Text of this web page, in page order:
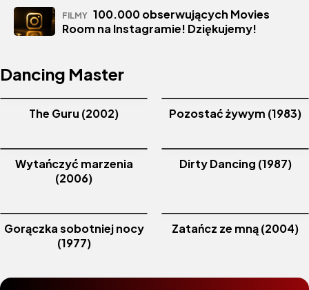
FILMY 100.000 obserwujących Movies
Room na Instagramie! Dziękujemy!
Dancing Master
The Guru (2002) Pozostać żywym (1983)
Wytańczyć marzenia
(2006)
Dirty Dancing (1987)
Gorączka sobotniej nocy
(1977)
Zatańcz ze mną (2004)